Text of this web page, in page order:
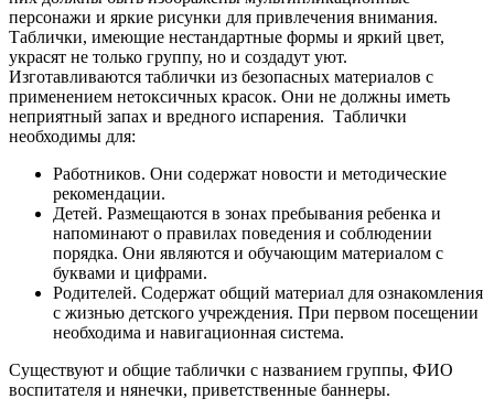
персонажи и яркие рисунки для привлечения внимания.
Таблички, имеющие нестандартные формы и яркий цвет,
украсят не только группу, но и создадут уют.
Изготавливаются таблички из безопасных материалов с
применением нетоксичных красок. Они не должны иметь
неприятный запах и вредного испарения. Таблички
необходимы для:
Работников. Они содержат новости и методические
рекомендации.
Детей. Размещаются в зонах пребывания ребенка и
напоминают о правилах поведения и соблюдении
порядка. Они являются и обучающим материалом с
буквами и цифрами.
Родителей. Содержат общий материал для ознакомления
с жизнью детского учреждения. При первом посещении
необходима и навигационная система.
Существуют и общие таблички с названием группы, ФИО
воспитателя и нянечки, приветственные баннеры.